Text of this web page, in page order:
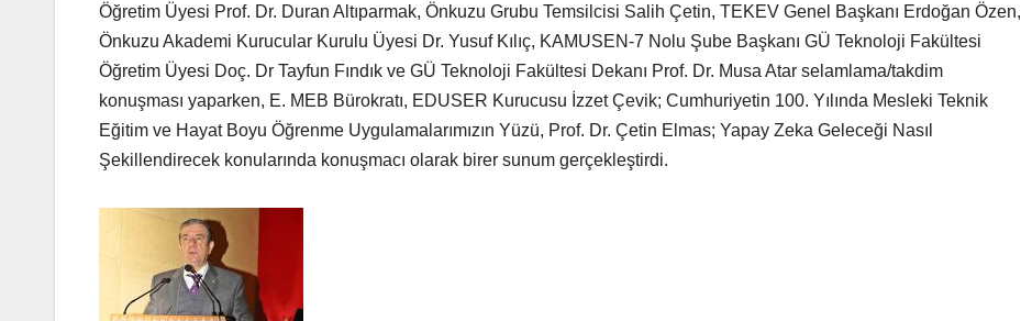
Öğretim Üyesi Prof. Dr. Duran Altıparmak, Önkuzu Grubu Temsilcisi Salih Çetin, TEKEV Genel Başkanı Erdoğan Özen,
Önkuzu Akademi Kurucular Kurulu Üyesi Dr. Yusuf Kılıç, KAMUSEN-7 Nolu Şube Başkanı GÜ Teknoloji Fakültesi
Öğretim Üyesi Doç. Dr Tayfun Fındık ve GÜ Teknoloji Fakültesi Dekanı Prof. Dr. Musa Atar selamlama/takdim
konuşması yaparken, E. MEB Bürokratı, EDUSER Kurucusu İzzet Çevik; Cumhuriyetin 100. Yılında Mesleki Teknik
Eğitim ve Hayat Boyu Öğrenme Uygulamalarımızın Yüzü, Prof. Dr. Çetin Elmas; Yapay Zeka Geleceği Nasıl
Şekillendirecek konularında konuşmacı olarak birer sunum gerçekleştirdi.